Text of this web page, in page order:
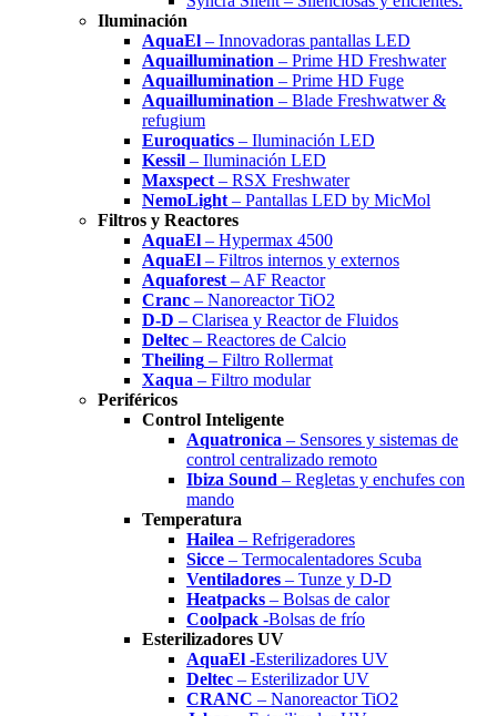
Iluminación
AquaEl – Innovadoras pantallas LED
Aquaillumination – Prime HD Freshwater
Aquaillumination – Prime HD Fuge
Aquaillumination – Blade Freshwatwer &
refugium
Euroquatics – Iluminación LED
Kessil – Iluminación LED
Maxspect – RSX Freshwater
NemoLight – Pantallas LED by MicMol
Filtros y Reactores
AquaEl – Hypermax 4500
AquaEl – Filtros internos y externos
Aquaforest – AF Reactor
Cranc – Nanoreactor TiO2
D-D – Clarisea y Reactor de Fluidos
Deltec – Reactores de Calcio
Theiling – Filtro Rollermat
Xaqua – Filtro modular
Periféricos
Control Inteligente
Aquatronica – Sensores y sistemas de
control centralizado remoto
Ibiza Sound – Regletas y enchufes con
mando
Temperatura
Hailea – Refrigeradores
Sicce – Termocalentadores Scuba
Ventiladores – Tunze y D-D
Heatpacks – Bolsas de calor
Coolpack -Bolsas de frío
Esterilizadores UV
AquaEl -Esterilizadores UV
Deltec – Esterilizador UV
CRANC – Nanoreactor TiO2